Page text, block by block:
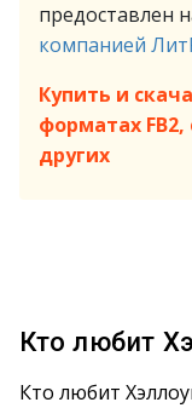
компанией
Купить и
форматах FB2,
других
Кто любит
Кто любит